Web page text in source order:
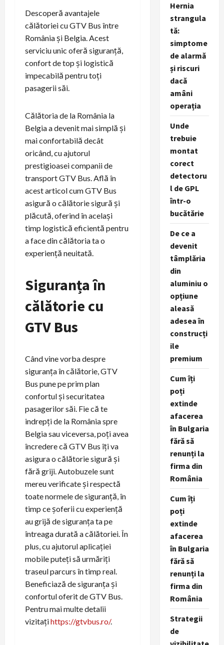
Descoperă avantajele
călătoriei cu GTV Bus între
România și Belgia. Acest
serviciu unic oferă siguranță,
confort de top și logistică
impecabilă pentru toți
pasagerii săi.
Călătoria de la România la
Belgia a devenit mai simplă și
mai confortabilă decât
oricând, cu ajutorul
prestigioasei companii de
transport GTV Bus. Află în
acest articol cum GTV Bus
asigură o călătorie sigură și
plăcută, oferind în același
timp logistică eficientă pentru
a face din călătoria ta o
experiență neuitată.
Siguranța în
călătorie cu
GTV Bus
Când vine vorba despre
siguranța în călătorie, GTV
Bus pune pe prim plan
confortul și securitatea
pasagerilor săi. Fie că te
indrepți de la România spre
Belgia sau viceversa, poți avea
încredere că GTV Bus îți va
asigura o călătorie sigură și
fără griji. Autobuzele sunt
mereu verificate și respectă
toate normele de siguranță, în
timp ce șoferii cu experiență
au grijă de siguranța ta pe
întreaga durată a călătoriei. În
plus, cu ajutorul aplicației
mobile puteți să urmăriți
traseul parcurs în timp real.
Beneficiază de siguranța și
confortul oferit de GTV Bus.
Pentru mai multe detalii
vizitațihttps://gtvbus.ro/.
Hernia
strangula
tă:
simptome
de alarmă
și riscuri
dacă
amâni
operația
Unde
trebuie
montat
corect
detectoru
l de GPL
într-o
bucătărie
De ce a
devenit
tâmplăria
din
aluminiu o
opțiune
aleasă
adesea în
construcți
ile
premium
Cum îți
poți
extinde
afacerea
în Bulgaria
fără să
renunți la
firma din
România
Cum îți
poți
extinde
afacerea
în Bulgaria
fără să
renunți la
firma din
România
Strategii
de